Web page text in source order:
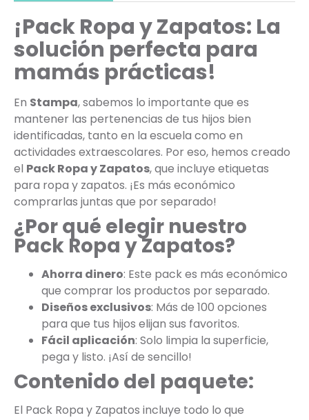
¡Pack Ropa y Zapatos: La
solución perfecta para
mamás prácticas!
En Stampa, sabemos lo importante que es
mantener las pertenencias de tus hijos bien
identificadas, tanto en la escuela como en
actividades extraescolares. Por eso, hemos creado
el Pack Ropa y Zapatos, que incluye etiquetas
para ropa y zapatos. ¡Es más económico
comprarlas juntas que por separado!
¿Por qué elegir nuestro
Pack Ropa y Zapatos?
Ahorra dinero: Este pack es más económico
que comprar los productos por separado.
Diseños exclusivos: Más de 100 opciones
para que tus hijos elijan sus favoritos.
Fácil aplicación: Solo limpia la superficie,
pega y listo. ¡Así de sencillo!
Contenido del paquete:
El Pack Ropa y Zapatos incluye todo lo que